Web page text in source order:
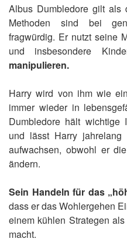
Albus Dumbledore gilt als
Methoden sind bei
fragwürdig. Er nutzt seine
und insbesondere
manipulieren.
Harry wird von ihm wie
immer wieder in
Dumbledore hält wichtige
und lässt Harry
aufwachsen, obwohl er
ändern.
Sein Handeln für das
dass er das Wohlergehen
einem kühlen Strategen
macht.